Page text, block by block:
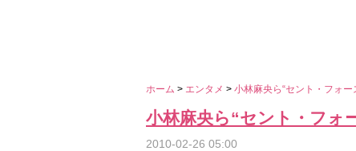
ホーム > エンタメ > 小林麻央ら“セント・フォ
小林麻央ら“セント・フォ
2010-02-26 05:00